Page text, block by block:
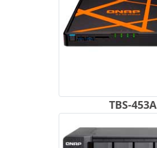
TBS-453A